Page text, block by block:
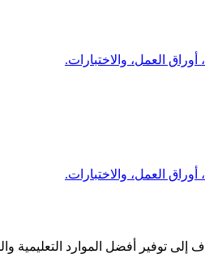
العمل، والاختبارات.
العمل، والاختبارات.
إلى توفير أفضل الموارد